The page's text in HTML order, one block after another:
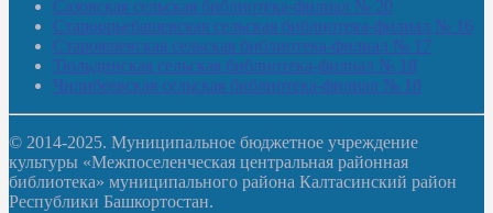
Сазовская сельская библиотека-филиал № 20
Староорьебашевская сельская библиотека-филиал № 16
Старояшевская сельская библиотека-филиал № 17
Тюльдинская сельская библиотека-филиал № 18
Чилибеевская сельская библиотека-филиал № 10
© 2014-2025. Муниципальное бюджетное учреждение
культуры «Межпоселенческая центральная районная
библиотека» муниципального района Калтасинский район
Республики Башкортостан.